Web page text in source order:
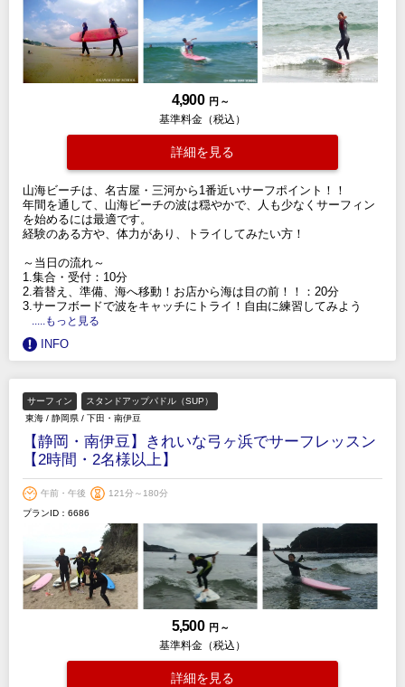
4,900 円 ～
基準料金（税込）
詳細を見る
山海ビーチは、名古屋・三河から1番近いサーフポイント！！
年間を通して、山海ビーチの波は穏やかで、人も少なくサーフィン
を始めるには最適です。
経験のある方や、体力があり、トライしてみたい方！
～当日の流れ～
1.集合・受付：10分
2.着替え、準備、海へ移動！お店から海は目の前！！：20分
3.サーフボードで波をキャッチにトライ！自由に練習してみよう
.....もっと見る
INFO
サーフィン
スタンドアップパドル（SUP）
東海 / 静岡県 / 下田・南伊豆
【静岡・南伊豆】きれいな弓ヶ浜でサーフレッスン
【2時間・2名様以上】
午前・午後
121分～180分
プランID：6686
5,500 円 ～
基準料金（税込）
詳細を見る